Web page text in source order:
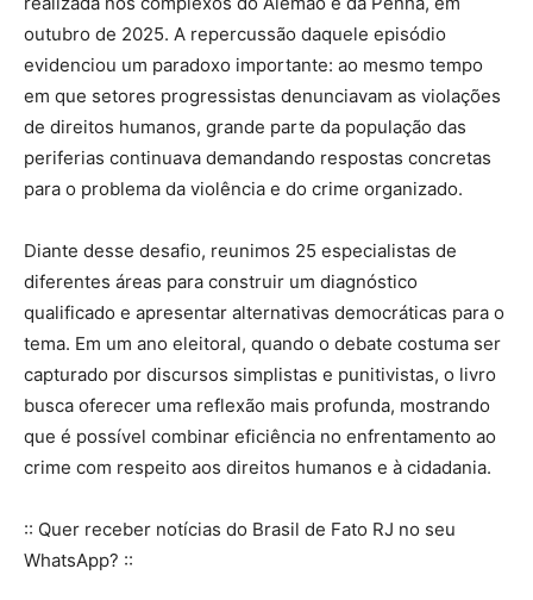
outubro de 2025. A repercussão daquele episódio
evidenciou um paradoxo importante: ao mesmo tempo
em que setores progressistas denunciavam as violações
de direitos humanos, grande parte da população das
periferias continuava demandando respostas concretas
para o problema da violência e do crime organizado.
Diante desse desafio, reunimos 25 especialistas de
diferentes áreas para construir um diagnóstico
qualificado e apresentar alternativas democráticas para o
tema. Em um ano eleitoral, quando o debate costuma ser
capturado por discursos simplistas e punitivistas, o livro
busca oferecer uma reflexão mais profunda, mostrando
que é possível combinar eficiência no enfrentamento ao
crime com respeito aos direitos humanos e à cidadania.
:: Quer receber notícias do Brasil de Fato RJ no seu
WhatsApp? ::